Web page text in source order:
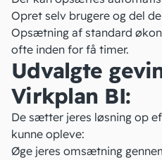
Opret selv brugere og del
Opsætning af standard
ofte inden for få timer.
Udvalgte
Virkplan BI:
De sætter jeres løsning op
kunne opleve:
Øge jeres omsætning